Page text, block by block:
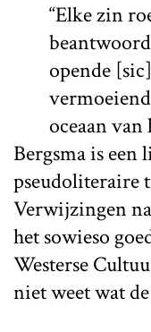
“Elke zin
opende
oceaan van
Bergsma is
pseudoliteraire
Verwijzingen
het sowieso
Westerse
niet weet wat